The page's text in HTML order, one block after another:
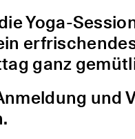
Yoga-
ganz
und